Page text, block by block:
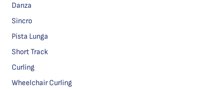
Danza
Sincro
Pista Lunga
Short Track
Curling
Wheelchair Curling